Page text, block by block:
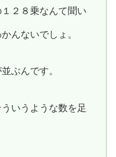
２８乗なんて聞い
んないでしょ。
ぶんです。
いうような数を足